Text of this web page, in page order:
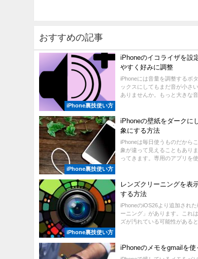
おすすめの記事
iPhone裏技使い方
iPhoneのイコライザを設
やすく好みに調整
iPhoneには音量を調整するボ
ックスにしてもまだ音が小さ
ありませんか。もっと大きな
iPhone裏技使い方
iPhoneの壁紙をダークに
象にする方法
iPhoneは毎日使うものだから
象が違って見えることもあり
ってきます。専用のアプリを
iPhone裏技使い方
レンズクリーニングを表
する方法
iPhoneのiOS26より追加され
ーニング」があります。これ
ズが汚れている可能性がある
iPhoneのメモをgmailを